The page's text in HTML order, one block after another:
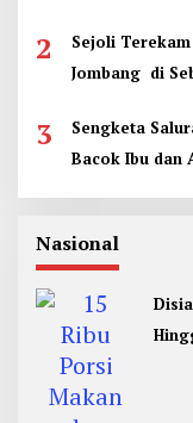
2
Sejoli Terekam
Jombang di
3
Sengketa
Bacok Ibu dan
Nasional